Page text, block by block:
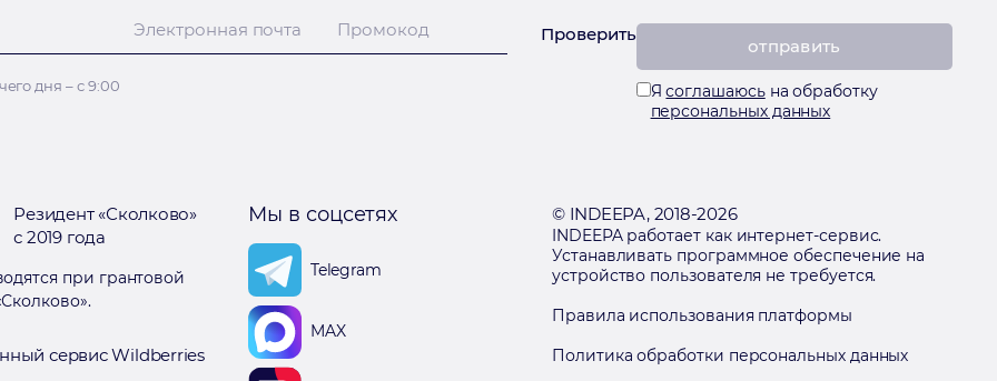
дня – с 9:00
Электронная почта Промокод Проверить
Ясоглашаюсьна обработку
персональных данных
Резидент «Сколково»
с 2019 года
при грантовой
сервис Wildberries
Мы в соцсетях
Telegram
MAX
© INDEEPA, 2018-2026
INDEEPA работает как интернет-сервис.
Устанавливать программное обеспечение на
устройство пользователя не требуется.
Правила использования платформы
Политика обработки персональных данных